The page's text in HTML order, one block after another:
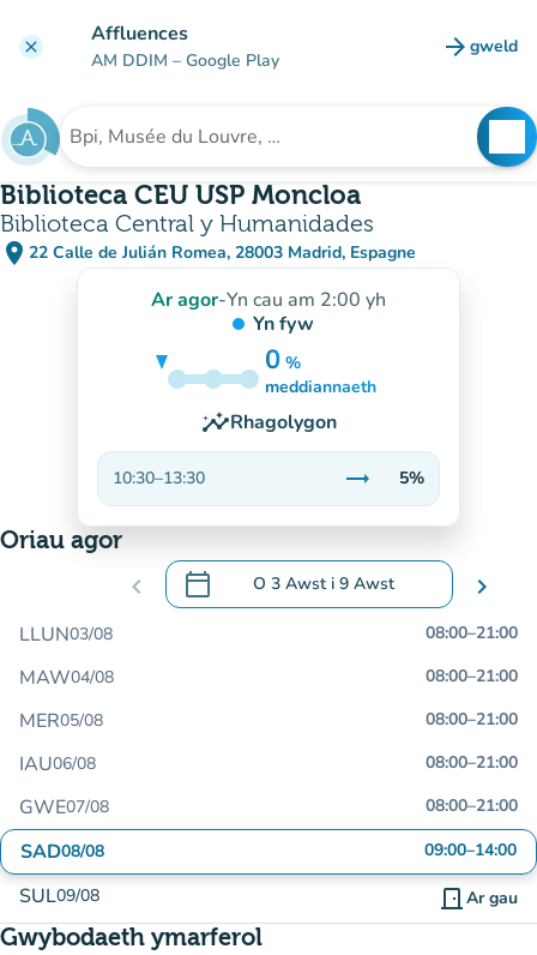
clear Affluences
AM DDIM – Google Play arrow_forward gweld
(tab
Chwilio am sefydliad
Biblioteca CEU USP Moncloa
Biblioteca Central y Humanidades
place 22 Calle de Julián Romea, 28003 Madrid, Espagne
(agor yn Google Maps)
(tab newydd)
Ar agor-Yn cau am 2:00 yh
Yn fyw
0%
5%
meddiannaeth
insightsRhagolygon
10:30–13:30 trending_flat
Sefydlog
5%
Oriau agor
chevron_left calendar_today O 3 Awst i 9 Awst
.Agor y calendr i newid dyddiadau chevron_right
LLUN03/08 08:00–21:00
MAW04/08 08:00–21:00
MER05/08 08:00–21:00
IAU06/08 08:00–21:00
GWE07/08 08:00–21:00
SAD08/08 09:00–14:00
SUL09/08 door_front Ar gau
Gwybodaeth ymarferol